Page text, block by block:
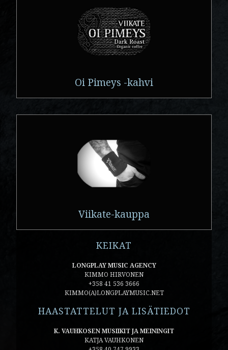
Oi Pimeys -kahvi
Viikate-kauppa
KEIKAT
LONGPLAY MUSIC AGENCY
KIMMO HIRVONEN
+358 41 536 3666
KIMMO(A)LONGPLAYMUSIC.NET
HAASTATTELUT JA LISÄTIEDOT
K. VAUHKOSEN MUSIIKIT JA MEININGIT
KATJA VAUHKONEN